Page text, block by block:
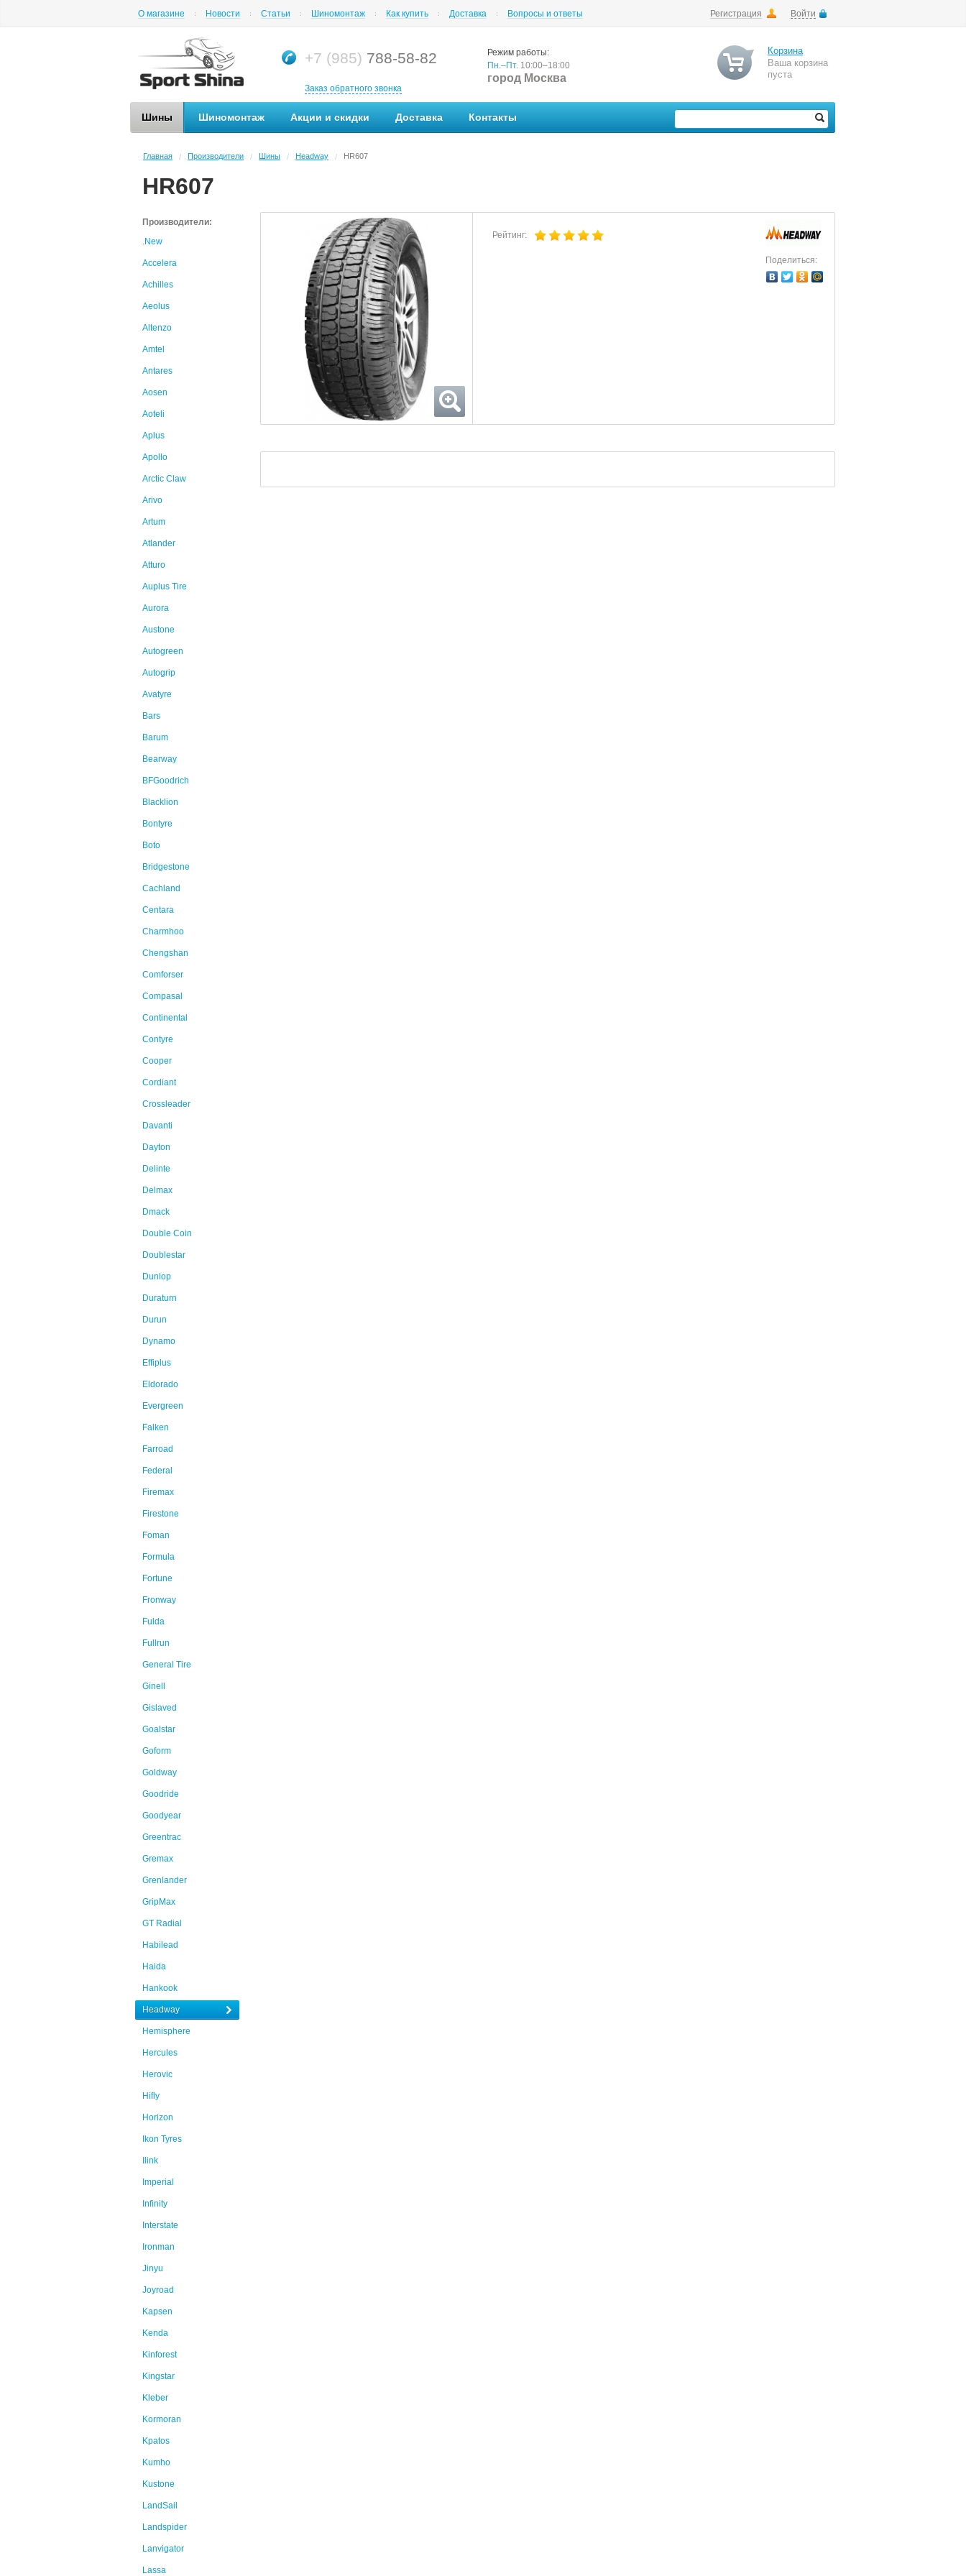
Регистрация Войти
О магазине Новости Статьи Шиномонтаж Как купить Доставка Вопросы и ответы
+7 (985) 788-58-82
Заказ обратного звонка
Режим работы:
Пн.–Пт. 10:00–18:00
город Москва
Корзина
Ваша корзина
пуста
Шины Шиномонтаж Акции и скидки Доставка Контакты
Главная / Производители / Шины / Headway / HR607
HR607
Производители:
.New
Accelera
Achilles
Aeolus
Altenzo
Amtel
Antares
Aosen
Aoteli
Aplus
Apollo
Arctic Claw
Arivo
Artum
Atlander
Atturo
Auplus Tire
Aurora
Austone
Autogreen
Autogrip
Avatyre
Bars
Barum
Bearway
BFGoodrich
Blacklion
Bontyre
Boto
Bridgestone
Cachland
Centara
Charmhoo
Chengshan
Comforser
Compasal
Continental
Contyre
Cooper
Cordiant
Crossleader
Davanti
Dayton
Delinte
Delmax
Dmack
Double Coin
Doublestar
Dunlop
Duraturn
Durun
Dynamo
Effiplus
Eldorado
Evergreen
Falken
Farroad
Federal
Firemax
Firestone
Foman
Formula
Fortune
Fronway
Fulda
Fullrun
General Tire
Ginell
Gislaved
Goalstar
Goform
Goldway
Goodride
Goodyear
Greentrac
Gremax
Grenlander
GripMax
GT Radial
Habilead
Haida
Hankook
Headway
Hemisphere
Hercules
Herovic
Hifly
Horizon
Ikon Tyres
Ilink
Imperial
Infinity
Interstate
Ironman
Jinyu
Joyroad
Kapsen
Kenda
Kinforest
Kingstar
Kleber
Kormoran
Kpatos
Kumho
Kustone
LandSail
Landspider
Lanvigator
Lassa
Рейтинг:
Поделиться: